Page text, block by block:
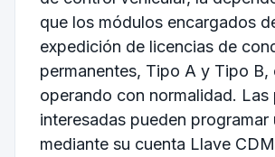
que los módulos encargados
expedición de licencias de
permanentes, Tipo A y Tipo B,
operando con normalidad. Las
interesadas pueden programar
mediante su cuenta Llave